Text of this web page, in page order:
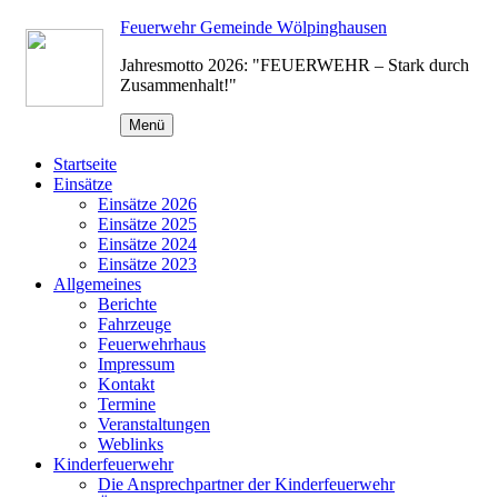
Zum
Inhalt
Feuerwehr Gemeinde Wölpinghausen
Jahresmotto 2026: "FEUERWEHR – Stark durch
Zusammenhalt!"
Menü
Startseite
Einsätze
Einsätze 2026
Einsätze 2025
Einsätze 2024
Einsätze 2023
Allgemeines
Berichte
Fahrzeuge
Feuerwehrhaus
Impressum
Kontakt
Termine
Veranstaltungen
Weblinks
Kinderfeuerwehr
Die Ansprechpartner der Kinderfeuerwehr